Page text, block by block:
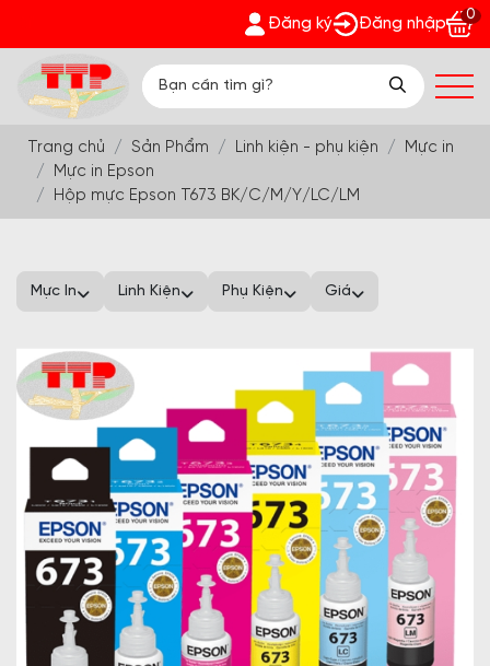
Đón chào mùa hè sôi động 2026 - Cùng
Đăng ký Đăng nhập
0
Trang chủ Sản Phẩm Linh kiện - phụ kiện
Mực in
Mực in Epson
Hộp mực Epson T673 BK/C/M/Y/LC/LM
Mực In Linh Kiện Phụ Kiện Giá